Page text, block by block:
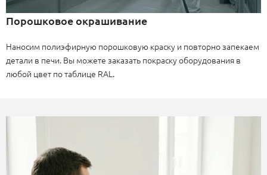
Порошковое окрашивание
Наносим полиэфирную порошковую краску и повторно запекаем
детали в печи. Вы можете заказать покраску оборудования в
любой цвет по таблице RAL.